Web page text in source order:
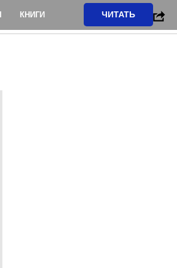
КНИГИ ЧИТАТЬ